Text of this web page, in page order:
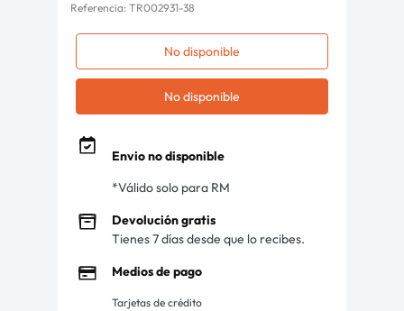
Referencia: TR002931-38
No disponible
No disponible
Envio no disponible
*Válido solo para RM
Devolución gratis
Tienes 7 días desde que lo recibes.
Medios de pago
Tarjetas de crédito